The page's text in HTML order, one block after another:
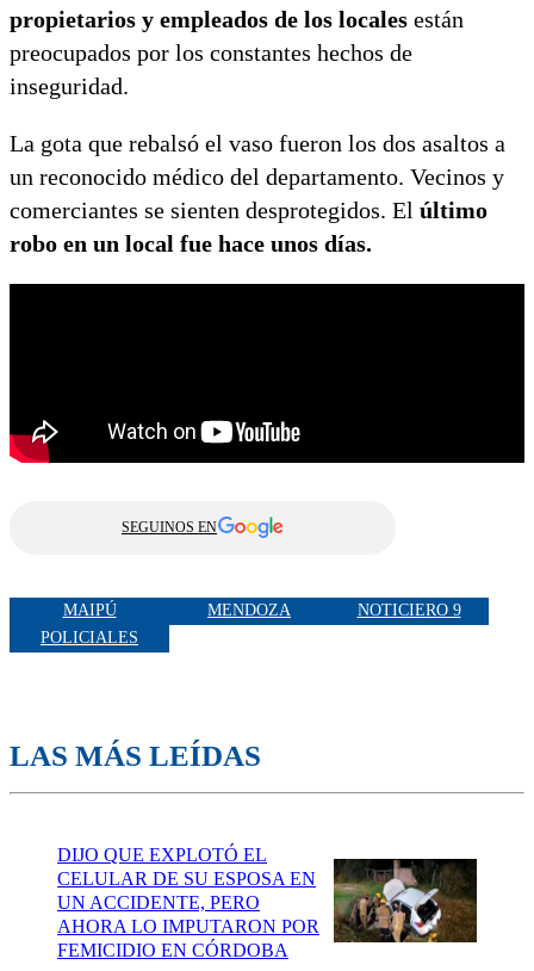
propietarios y empleados de los locales están
preocupados por los constantes hechos de
inseguridad.
La gota que rebalsó el vaso fueron los dos asaltos a
un reconocido médico del departamento. Vecinos y
comerciantes se sienten desprotegidos. El último
robo en un local fue hace unos días.
SEGUINOS EN
MAIPÚ MENDOZA
NOTICIERO 9
POLICIALES
LAS MÁS LEÍDAS
DIJO QUE EXPLOTÓ EL
CELULAR DE SU ESPOSA EN
UN ACCIDENTE, PERO
AHORA LO IMPUTARON POR
FEMICIDIO EN CÓRDOBA